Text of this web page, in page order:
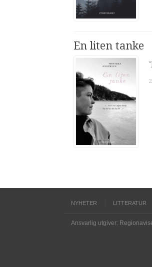
En liten tanke
NYHETER LITTERATUR
Ansvarlig utgiver: